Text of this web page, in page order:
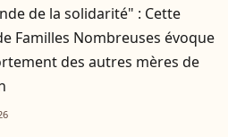
de la solidarité" : Cette
Familles Nombreuses évoque
des autres mères de